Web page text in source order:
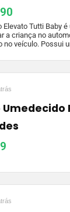
Elevato Tutti Baby
a criança no
no veículo. Possui
Umedecido